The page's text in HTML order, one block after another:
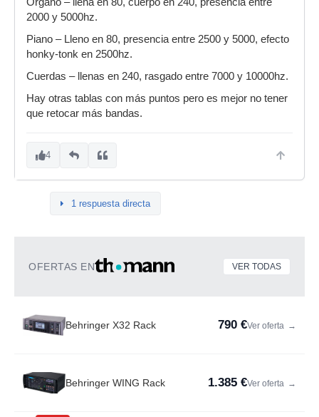
2000 y 5000hz.
Piano – Lleno en 80, presencia entre 2500 y 5000, efecto
honky-tonk en 2500hz.
Cuerdas – llenas en 240, rasgado entre 7000 y 10000hz.
Hay otras tablas con más puntos pero es mejor no tener
que retocar más bandas.
4
1 respuesta directa
OFERTAS EN VER TODAS
Behringer X32 Rack 790 €Ver oferta →
Behringer WING Rack 1.385 €Ver oferta →